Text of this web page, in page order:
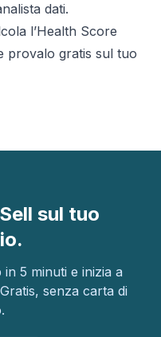
dati.
l’Health Score
provalo gratis sul tuo
sul tuo
5 minuti e inizia a
senza carta di